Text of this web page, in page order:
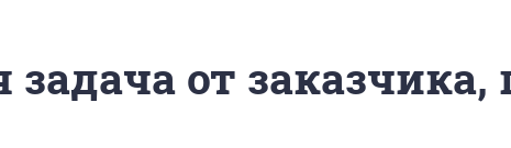
задача от